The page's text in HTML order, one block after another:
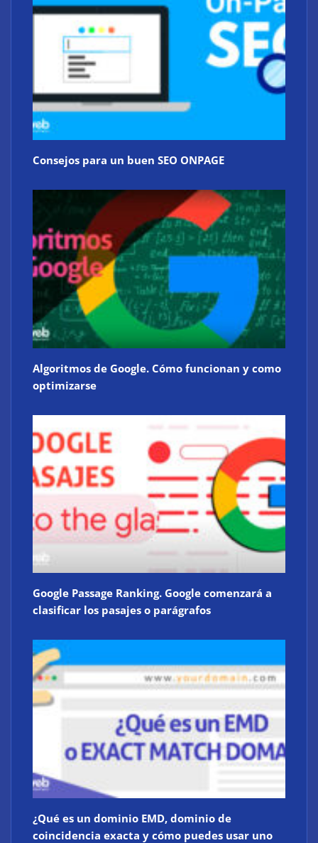
Consejos para un buen SEO ONPAGE
Algoritmos de Google. Cómo funcionan y como
optimizarse
Google Passage Ranking. Google comenzará a
clasificar los pasajes o parágrafos
¿Qué es un dominio EMD, dominio de
coincidencia exacta y cómo puedes usar uno